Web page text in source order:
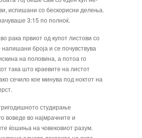
испишани со бескорис­ни делења.
3:15 по полноќ.
рака првиот од купот ли­стови со
броја и се почувствува
на половина, а потоа го
така што краевите на листот
сечило кое минува под ноктот на
студирање
воведе во најмрачните и
ќошиња на човековиот разум.